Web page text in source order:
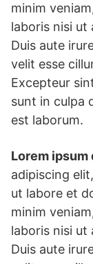
minim
laboris nisi ut
Duis aute
velit esse
Excepteur
sunt in culpa
est laborum.
Lorem
adipiscing
ut labore et
minim
laboris nisi ut
Duis aute